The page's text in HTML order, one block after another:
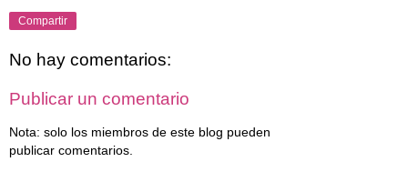
Compartir
No hay comentarios:
Publicar un comentario
Nota: solo los miembros de este blog pueden
publicar comentarios.